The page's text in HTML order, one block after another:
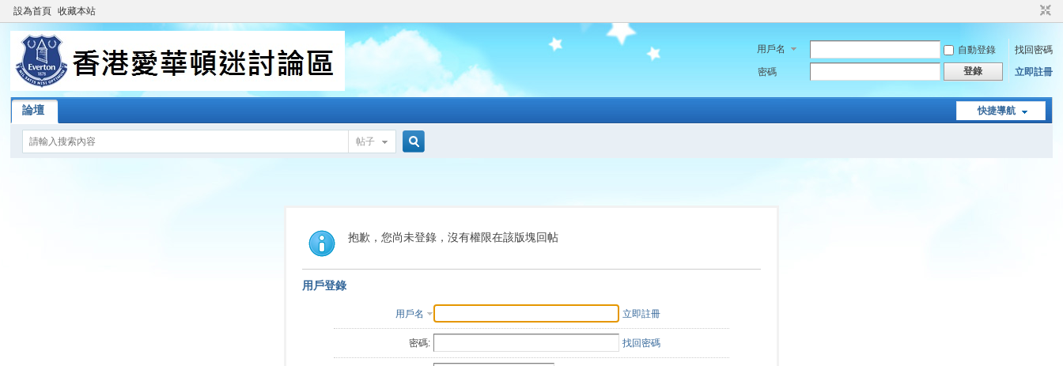
設為首頁 收藏本站
用戶名 自動登錄
找回密碼
密碼
登錄 立即註冊
快捷導航
論壇
帖子
索
抱歉，您尚未登錄，沒有權限在該版塊回帖
用戶登錄
用戶名 立即註冊
密碼: 找回密碼